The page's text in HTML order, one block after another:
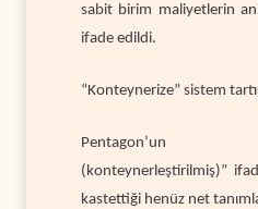
sabit birim maliyetlerin
ifade edildi.
“Konteynerize” sistem
Pentagon’un
(konteynerleştirilmiş)”
kastettiği henüz net